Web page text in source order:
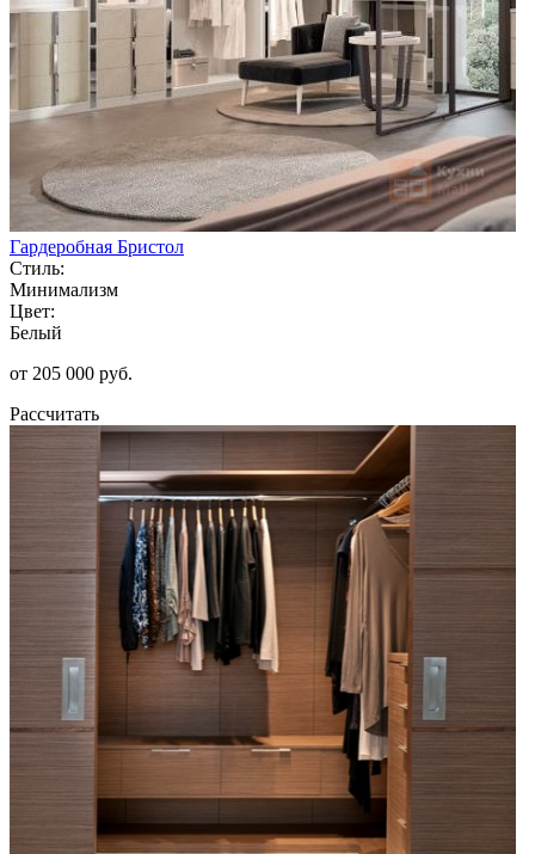
Гардеробная Бристол
Стиль:
Минимализм
Цвет:
Белый
от 205 000 руб.
Рассчитать